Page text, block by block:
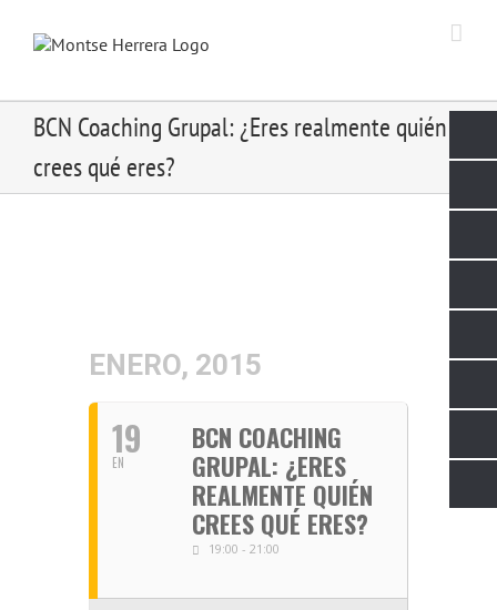
content
BCN Coaching Grupal: ¿Eres realmente quién
crees qué eres?
ENERO, 2015
19
EN
BCN COACHING
GRUPAL: ¿ERES
REALMENTE QUIÉN
CREES QUÉ ERES?
19:00 - 21:00